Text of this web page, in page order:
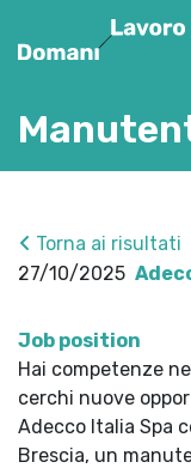
Torna ai risultati
27/10/2025
Job position
Hai competenze
cerchi nuove
Adecco Italia Spa
Brescia, un